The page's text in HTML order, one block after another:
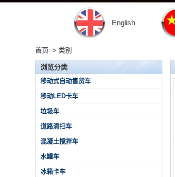
English
首页 > 类别
浏览分类
移动式自动售货车
移动LED卡车
垃圾车
道路清扫车
混凝土搅拌车
水罐车
冰箱卡车